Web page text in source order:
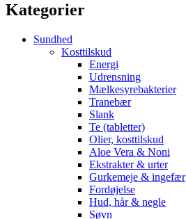
Kategorier
Sundhed
Kosttilskud
Energi
Udrensning
Mælkesyrebakterier
Tranebær
Slank
Te (tabletter)
Olier, kosttilskud
Aloe Vera & Noni
Ekstrakter & urter
Gurkemeje & ingefær
Fordøjelse
Hud, hår & negle
Søvn